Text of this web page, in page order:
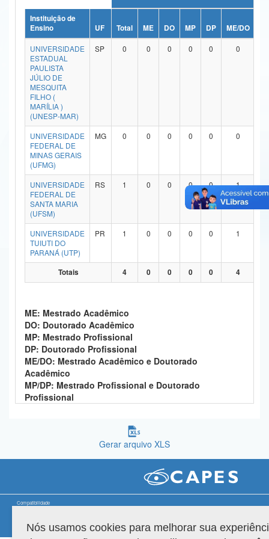
Ministério da Ciência, Tecnologia, Inovações e Comunicações
Ministério do Meio Ambiente
Ministério do Turismo
Ministério do Desenvolvimento Regional
Controladoria-Geral da União
Ministério da Mulher, da Família e dos Direitos Humanos
Secretaria-Geral
Secretaria de Governo
Gabinete de Segurança Institucional
Advocacia-Geral da União
Banco Central do Brasil
Instituição de
Ensino
UF Total ME DO MP DP ME/DO
UNIVERSIDADE
ESTADUAL
PAULISTA
JÚLIO DE
MESQUITA
FILHO (
MARÍLIA )
(UNESP-MAR)
SP 0 0 0 0 0 0
UNIVERSIDADE
FEDERAL DE
MINAS GERAIS
(UFMG)
MG 0 0 0 0 0 0
UNIVERSIDADE
FEDERAL DE
SANTA MARIA
(UFSM)
RS 1 0 0 0 0 1
UNIVERSIDADE
TUIUTI DO
PARANÁ (UTP)
PR 1 0 0 0 0 1
Totais 4 0 0 0 0 4
ME: Mestrado Acadêmico
DO: Doutorado Acadêmico
MP: Mestrado Profissional
DP: Doutorado Profissional
ME/DO: Mestrado Acadêmico e Doutorado
Acadêmico
MP/DP: Mestrado Profissional e Doutorado
Profissional
Gerar arquivo XLS
Compatibilidade
Versão do sistema: 3.88.9 Copyright 2022 Capes. Todos os direitos reservados.
Nós usamos cookies para melhorar sua